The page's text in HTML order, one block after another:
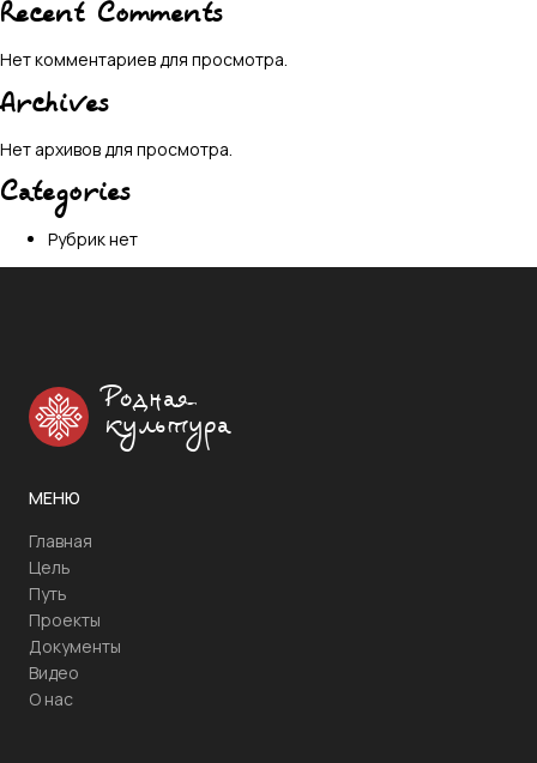
Recent Comments
Нет комментариев для просмотра.
Archives
Нет архивов для просмотра.
Categories
Рубрик нет
Родная
культура
МЕНЮ
Главная
Цель
Путь
Проекты
Документы
Видео
О нас